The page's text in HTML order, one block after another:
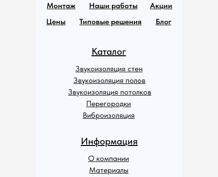
Каталог
Звукоизоляция стен
Звукоизоляция полов
Звукоизоляция потолков
Перегородки
Виброизоляция
Информация
О компании
Материалы
Монтаж Наши работы
Акции
Цены
Типовые решения Блог